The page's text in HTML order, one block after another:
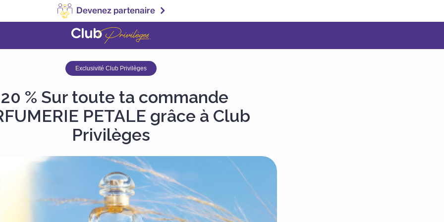
Devenez partenaire
Exclusivité Club Privilèges
% Sur toute ta commande
PETALE grâce à Club
Privilèges